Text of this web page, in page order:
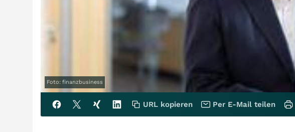
Foto: finanzbusiness
URL kopieren Per E-Mail teilen